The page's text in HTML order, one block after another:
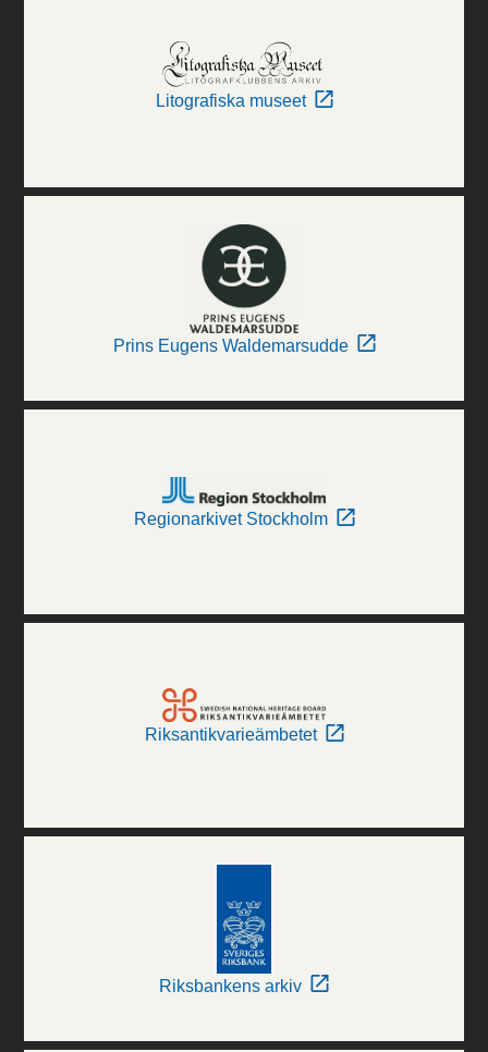
Litografiska museet
Prins Eugens Waldemarsudde
Regionarkivet Stockholm
Riksantikvarieämbetet
Riksbankens arkiv